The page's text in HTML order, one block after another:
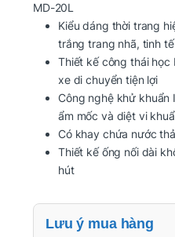
MD-20L
Kiểu dáng thời trang
trắng trang nhã, tinh tế
Thiết kế công thái học
xe di chuyển tiện lợi
Công nghệ khử khuẩn
ẩm mốc và diệt vi
Có khay chứa nước
Thiết kế ống nối dài
hút
Lưu ý mua hàng